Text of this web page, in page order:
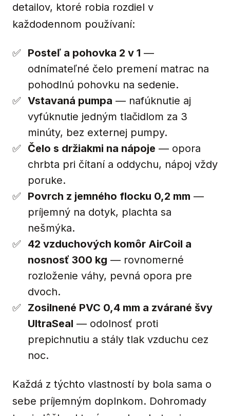
detailov, ktoré robia rozdiel v
každodennom používaní:
Posteľ a pohovka 2 v 1 —
odnímateľné čelo premení matrac na
pohodlnú pohovku na sedenie.
Vstavaná pumpa — nafúknutie aj
vyfúknutie jedným tlačidlom za 3
minúty, bez externej pumpy.
Čelo s držiakmi na nápoje — opora
chrbta pri čítaní a oddychu, nápoj vždy
poruke.
Povrch z jemného flocku 0,2 mm —
príjemný na dotyk, plachta sa
nešmýka.
42 vzduchových komôr AirCoil a
nosnosť 300 kg — rovnomerné
rozloženie váhy, pevná opora pre
dvoch.
Zosilnené PVC 0,4 mm a zvárané švy
UltraSeal — odolnosť proti
prepichnutiu a stály tlak vzduchu cez
noc.
Každá z týchto vlastností by bola sama o
sebe príjemným doplnkom. Dohromady